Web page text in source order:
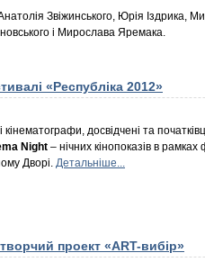
Звіжинського, Юрія
і Мирослава Яремака.
«Республіка 2012»
кінематографи, досвідчені та
Night – нічних кінопоказів в
Дворі. Детальніше...
проект «ART-вибір»